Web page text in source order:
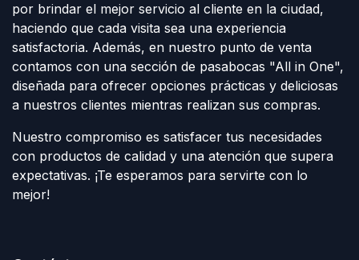
por brindar el mejor servicio al cliente en la ciudad,
haciendo que cada visita sea una experiencia
satisfactoria. Además, en nuestro punto de venta
contamos con una sección de pasabocas "All in One",
diseñada para ofrecer opciones prácticas y deliciosas
a nuestros clientes mientras realizan sus compras.
Nuestro compromiso es satisfacer tus necesidades
con productos de calidad y una atención que supera
expectativas. ¡Te esperamos para servirte con lo
mejor!